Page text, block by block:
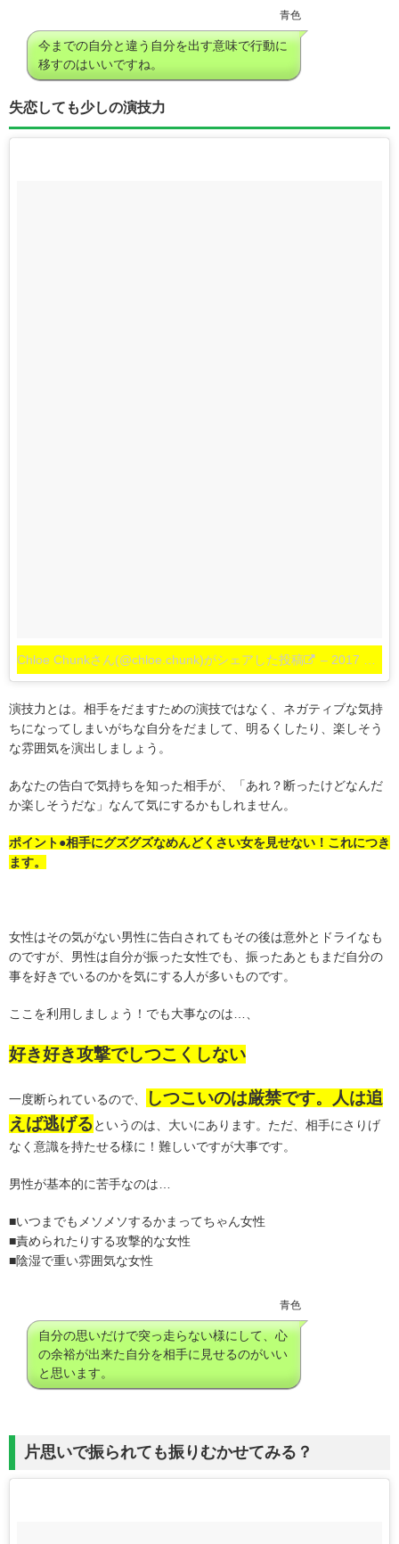
青色
今までの自分と違う自分を出す意味で行動に
移すのはいいですね。
失恋しても少しの演技力
Chloe Chunkさん(@chloe.chunk)がシェアした投稿 – 2017 8月 22 12:44午前 PDT
演技力とは。相手をだますための演技ではなく、ネガティブな気持
ちになってしまいがちな自分をだまして、明るくしたり、楽しそう
な雰囲気を演出しましょう。
あなたの告白で気持ちを知った相手が、「あれ？断ったけどなんだ
か楽しそうだな」なんて気にするかもしれません。
ポイント●相手にグズグズなめんどくさい女を見せない！これにつき
ます。
女性はその気がない男性に告白されてもその後は意外とドライなも
のですが、男性は自分が振った女性でも、振ったあともまだ自分の
事を好きでいるのかを気にする人が多いものです。
ここを利用しましょう！でも大事なのは…、
好き好き攻撃でしつこくしない
一度断られているので、
しつこいのは厳禁です。人は追
えば逃げるというのは、大いにあります。ただ、相手にさりげ
なく意識を持たせる様に！難しいですが大事です。
男性が基本的に苦手なのは…
■いつまでもメソメソするかまってちゃん女性
■責められたりする攻撃的な女性
■陰湿で重い雰囲気な女性
青色
自分の思いだけで突っ走らない様にして、心
の余裕が出来た自分を相手に見せるのがいい
と思います。
片思いで振られても振りむかせてみる？